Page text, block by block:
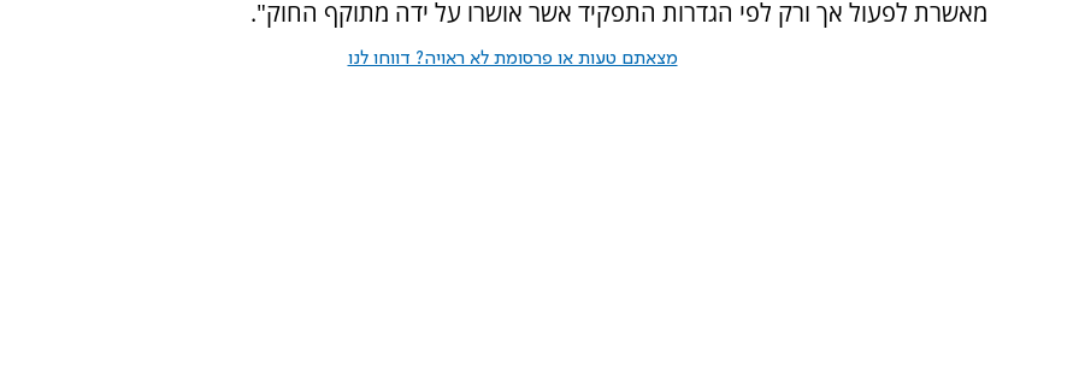
מאשרת לפעול אך ורק לפי הגדרות התפקיד אשר אושרו על ידה מתוקף החוק".
מצאתם טעות או פרסומת לא ראויה? דווחו לנו